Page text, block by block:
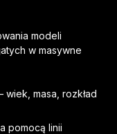
modeli
w masywne
masa, rozkład
pomocą linii